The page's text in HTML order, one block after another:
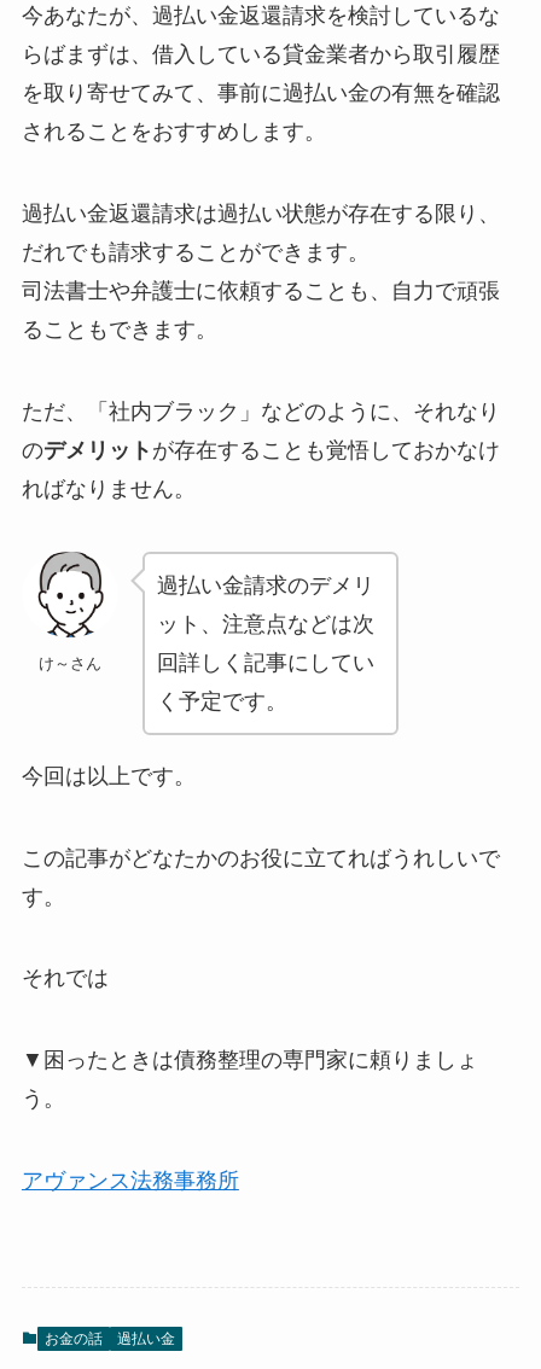
今あなたが、過払い金返還請求を検討しているな
らばまずは、借入している貸金業者から取引履歴
を取り寄せてみて、事前に過払い金の有無を確認
されることをおすすめします。
過払い金返還請求は過払い状態が存在する限り、
だれでも請求することができます。
司法書士や弁護士に依頼することも、自力で頑張
ることもできます。
ただ、「社内ブラック」などのように、それなり
のデメリット が存在することも覚悟しておかなけ
ればなりません。
け～さん
過払い金請求のデメリ
ット、注意点などは次
回詳しく記事にしてい
く予定です。
今回は以上です。
この記事がどなたかのお役に立てればうれしいで
す。
それでは
▼困ったときは債務整理の専門家に頼りましょ
う。
アヴァンス法務事務所
お金の話 過払い金